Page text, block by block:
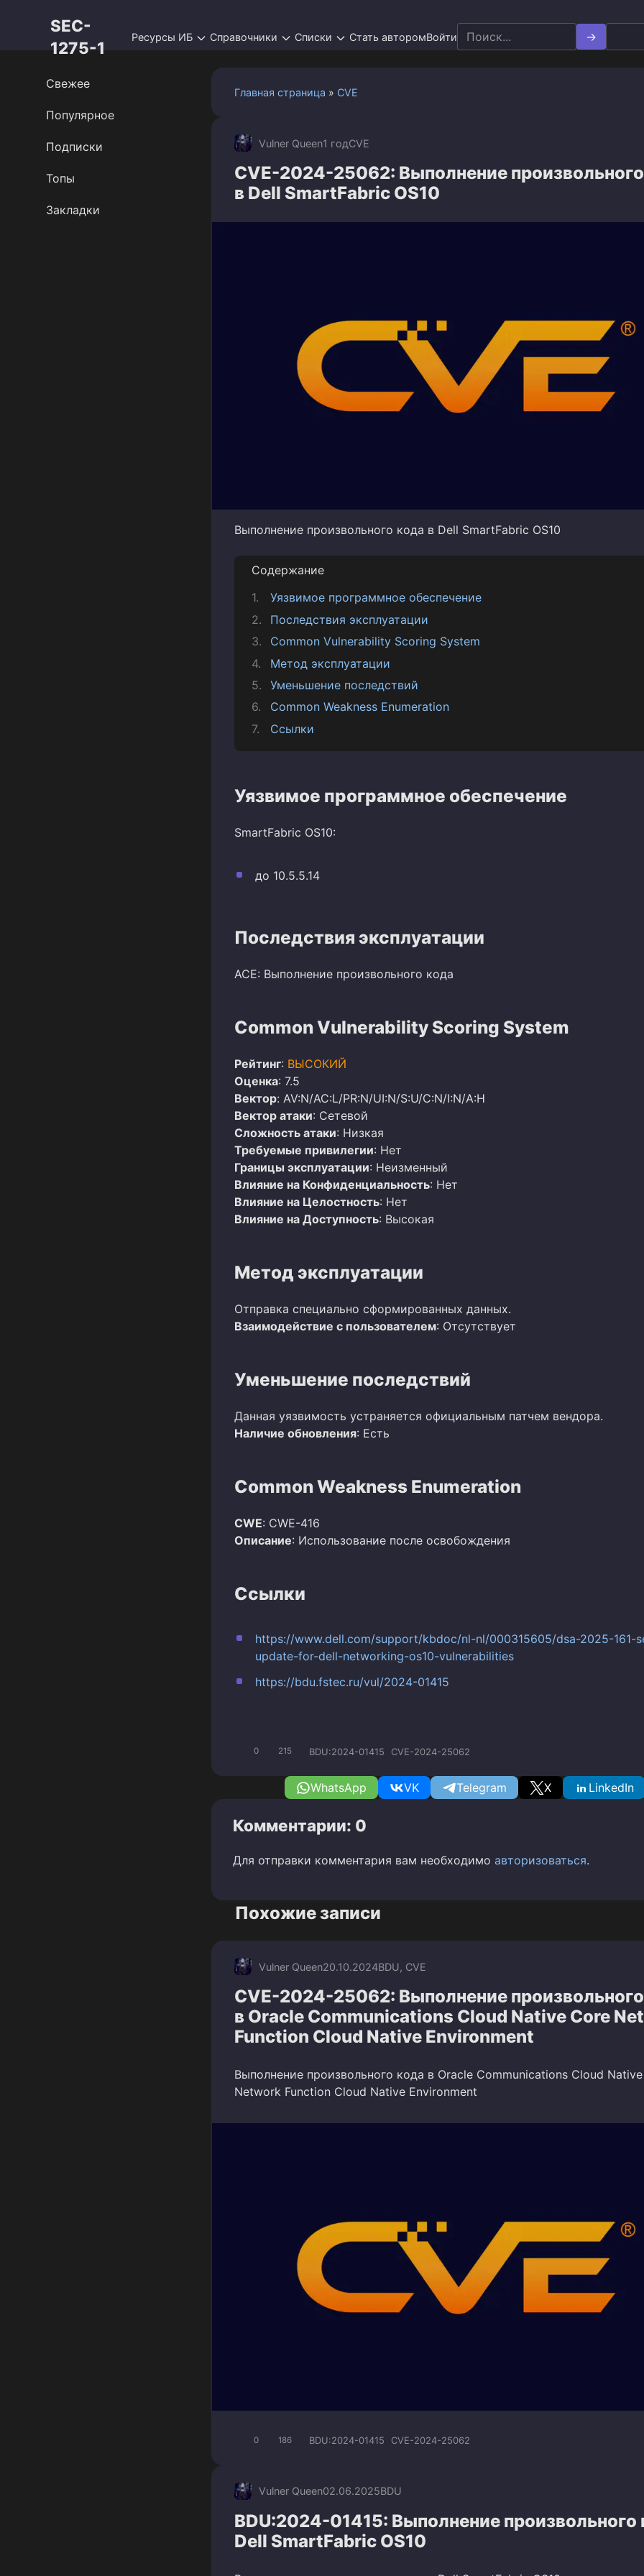
SEC-
1275-1
Ресурсы ИБ Справочники Списки Стать авторомВойти
Search
for:
Главная страница » CVE
Vulner Queen1 годCVE
CVE-2024-25062: Выполнение
в Dell SmartFabric OS10
Выполнение произвольного кода в Dell SmartFabric OS10
Содержание
Уязвимое программное обеспечение
Последствия эксплуатации
Common Vulnerability Scoring System
Метод эксплуатации
Уменьшение последствий
Common Weakness Enumeration
Ссылки
Уязвимое программное обеспечение
SmartFabric OS10:
до 10.5.5.14
Последствия эксплуатации
ACE: Выполнение произвольного кода
Common Vulnerability Scoring System
Рейтинг: ВЫСОКИЙ
Оценка: 7.5
Вектор: AV:N/AC:L/PR:N/UI:N/S:U/C:N/I:N/A:H
Вектор атаки: Сетевой
Сложность атаки: Низкая
Требуемые привилегии: Нет
Границы эксплуатации: Неизменный
Влияние на Конфиденциальность: Нет
Влияние на Целостность: Нет
Влияние на Доступность: Высокая
Метод эксплуатации
Отправка специально сформированных данных.
Взаимодействие с пользователем: Отсутствует
Уменьшение последствий
Данная уязвимость устраняется официальным патчем вендора.
Наличие обновления: Есть
Common Weakness Enumeration
CWE: CWE-416
Описание: Использование после освобождения
Ссылки
https://www.dell.com/support/kbdoc/nl-nl/000315605/dsa-2025-161-
update-for-dell-networking-os10-vulnerabilities
https://bdu.fstec.ru/vul/2024-01415
0 215 BDU:2024-01415 CVE-2024-25062
WhatsApp VK Telegram X LinkedIn
Комментарии: 0
Для отправки комментария вам необходимо авторизоваться.
Похожие записи
Vulner Queen20.10.2024BDU, CVE
CVE-2024-25062: Выполнение
в Oracle Communications Cloud Native Core
Function Cloud Native Environment
Выполнение произвольного кода в Oracle Communications Cloud
Network Function Cloud Native Environment
0 186 BDU:2024-01415 CVE-2024-25062
Vulner Queen02.06.2025BDU
BDU:2024-01415: Выполнение произвольного
Dell SmartFabric OS10
Свежее
Популярное
Подписки
Топы
Закладки